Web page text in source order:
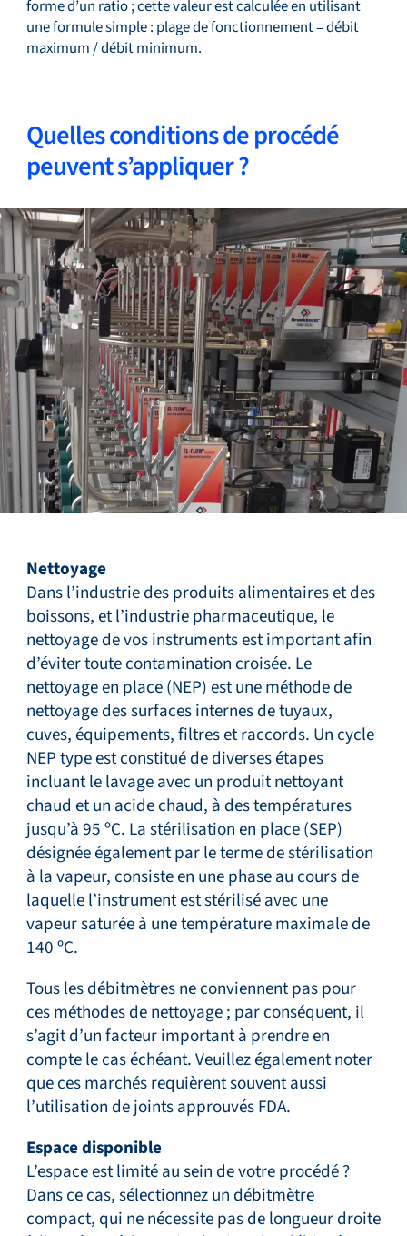
forme d’un ratio ; cette valeur est calculée en utilisant
une formule simple : plage de fonctionnement = débit
maximum / débit minimum.
Quelles conditions de procédé
peuvent s’appliquer ?
Nettoyage
Dans l’industrie des produits alimentaires et des
boissons, et l’industrie pharmaceutique, le
nettoyage de vos instruments est important afin
d’éviter toute contamination croisée. Le
nettoyage en place (NEP) est une méthode de
nettoyage des surfaces internes de tuyaux,
cuves, équipements, filtres et raccords. Un cycle
NEP type est constitué de diverses étapes
incluant le lavage avec un produit nettoyant
chaud et un acide chaud, à des températures
jusqu’à 95 ºC. La stérilisation en place (SEP)
désignée également par le terme de stérilisation
à la vapeur, consiste en une phase au cours de
laquelle l’instrument est stérilisé avec une
vapeur saturée à une température maximale de
140 ºC.
Tous les débitmètres ne conviennent pas pour
ces méthodes de nettoyage ; par conséquent, il
s’agit d’un facteur important à prendre en
compte le cas échéant. Veuillez également noter
que ces marchés requièrent souvent aussi
l’utilisation de joints approuvés FDA.
Espace disponible
L’espace est limité au sein de votre procédé ?
Dans ce cas, sélectionnez un débitmètre
compact, qui ne nécessite pas de longueur droite